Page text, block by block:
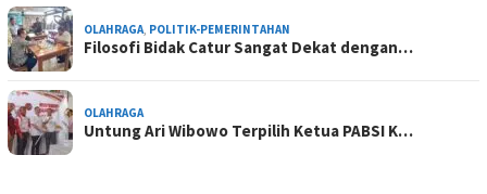
OLAHRAGA, POLITIK-PEMERINTAHAN
Filosofi Bidak Catur Sangat Dekat dengan…
OLAHRAGA
Untung Ari Wibowo Terpilih Ketua PABSI K…